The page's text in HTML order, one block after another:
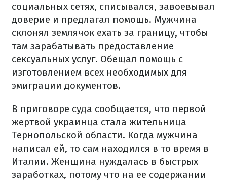
социальных сетях, списывался, завоевывал
доверие и предлагал помощь. Мужчина
склонял землячок ехать за границу, чтобы
там зарабатывать предоставление
сексуальных услуг. Обещал помощь с
изготовлением всех необходимых для
эмиграции документов.
В приговоре суда сообщается, что первой
жертвой украинца стала жительница
Тернопольской области. Когда мужчина
написал ей, то сам находился в то время в
Италии. Женщина нуждалась в быстрых
заработках, потому что на ее содержании